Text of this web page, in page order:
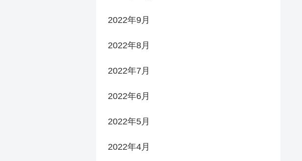
2022年9月
2022年8月
2022年7月
2022年6月
2022年5月
2022年4月